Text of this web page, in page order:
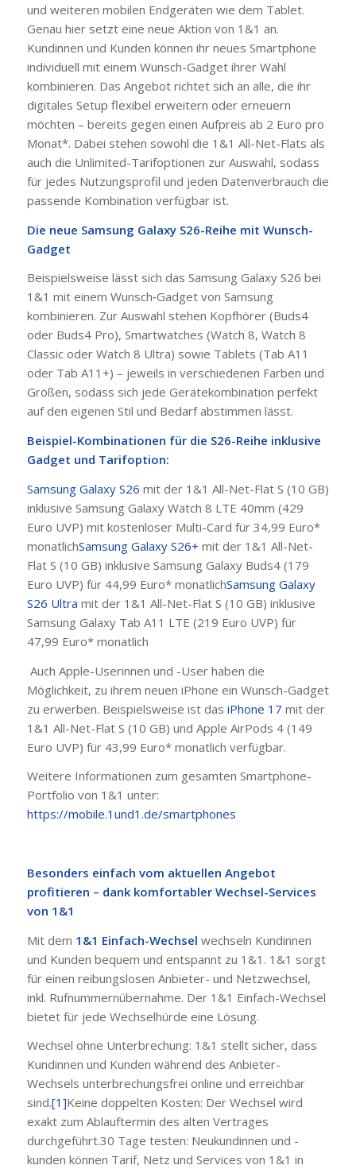
und weiteren mobilen Endgeräten wie dem Tablet.
Genau hier setzt eine neue Aktion von 1&1 an.
Kundinnen und Kunden können ihr neues Smartphone
individuell mit einem Wunsch-Gadget ihrer Wahl
kombinieren. Das Angebot richtet sich an alle, die ihr
digitales Setup flexibel erweitern oder erneuern
möchten – bereits gegen einen Aufpreis ab 2 Euro pro
Monat*. Dabei stehen sowohl die 1&1 All-Net-Flats als
auch die Unlimited-Tarifoptionen zur Auswahl, sodass
für jedes Nutzungsprofil und jeden Datenverbrauch die
passende Kombination verfügbar ist.
Die neue Samsung Galaxy S26-Reihe mit Wunsch-
Gadget
Beispielsweise lässt sich das Samsung Galaxy S26 bei
1&1 mit einem Wunsch‑Gadget von Samsung
kombinieren. Zur Auswahl stehen Kopfhörer (Buds4
oder Buds4 Pro), Smartwatches (Watch 8, Watch 8
Classic oder Watch 8 Ultra) sowie Tablets (Tab A11
oder Tab A11+) – jeweils in verschiedenen Farben und
Größen, sodass sich jede Gerätekombination perfekt
auf den eigenen Stil und Bedarf abstimmen lässt.
Beispiel-Kombinationen für die S26-Reihe inklusive
Gadget und Tarifoption:
Samsung Galaxy S26 mit der 1&1 All-Net-Flat S (10 GB)
inklusive Samsung Galaxy Watch 8 LTE 40mm (429
Euro UVP) mit kostenloser Multi-Card für 34,99 Euro*
monatlichSamsung Galaxy S26+ mit der 1&1 All-Net-
Flat S (10 GB) inklusive Samsung Galaxy Buds4 (179
Euro UVP) für 44,99 Euro* monatlichSamsung Galaxy
S26 Ultra mit der 1&1 All-Net-Flat S (10 GB) inklusive
Samsung Galaxy Tab A11 LTE (219 Euro UVP) für
47,99 Euro* monatlich
Auch Apple-Userinnen und -User haben die
Möglichkeit, zu ihrem neuen iPhone ein Wunsch-Gadget
zu erwerben. Beispielsweise ist das iPhone 17 mit der
1&1 All-Net-Flat S (10 GB) und Apple AirPods 4 (149
Euro UVP) für 43,99 Euro* monatlich verfügbar.
Weitere Informationen zum gesamten Smartphone-
Portfolio von 1&1 unter:
https://mobile.1und1.de/smartphones
Besonders einfach vom aktuellen Angebot
profitieren – dank komfortabler Wechsel-Services
von 1&1
Mit dem 1&1 Einfach-Wechsel wechseln Kundinnen
und Kunden bequem und entspannt zu 1&1. 1&1 sorgt
für einen reibungslosen Anbieter- und Netzwechsel,
inkl. Rufnummernübernahme. Der 1&1 Einfach-Wechsel
bietet für jede Wechselhürde eine Lösung.
Wechsel ohne Unterbrechung: 1&1 stellt sicher, dass
Kundinnen und Kunden während des Anbieter-
Wechsels unterbrechungsfrei online und erreichbar
sind.[1]Keine doppelten Kosten: Der Wechsel wird
exakt zum Ablauftermin des alten Vertrages
durchgeführt.30 Tage testen: Neukundinnen und -
kunden können Tarif, Netz und Services von 1&1 in